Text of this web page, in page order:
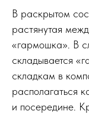
В раскрытом
растянутая
«гармошка». В
складывается
складкам в
располагаться
и посередине.